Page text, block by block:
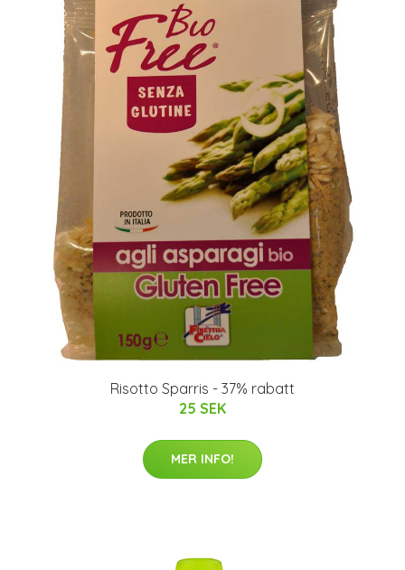
Risotto Sparris - 37% rabatt
25 SEK
MER INFO!